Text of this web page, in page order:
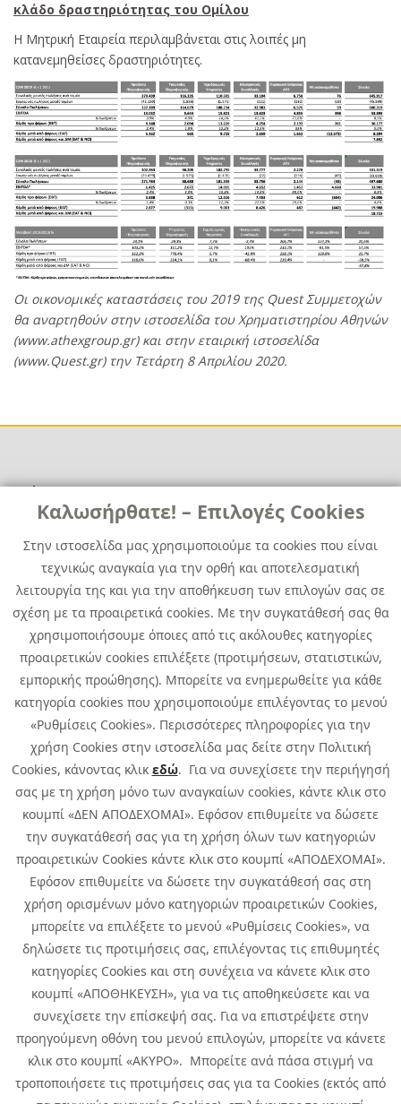
Καλωσήρθατε! – Επιλογές Cookies
Στην ιστοσελίδα μας χρησιμοποιούμε τα cookies που είναι
τεχνικώς αναγκαία για την ορθή και αποτελεσματική
λειτουργία της και για την αποθήκευση των επιλογών σας σε
σχέση με τα προαιρετικά cookies. Με την συγκατάθεσή σας θα
χρησιμοποιήσουμε όποιες από τις ακόλουθες κατηγορίες
προαιρετικών cookies επιλέξετε (προτιμήσεων, στατιστικών,
εμπορικής προώθησης). Μπορείτε να ενημερωθείτε για κάθε
κατηγορία cookies που χρησιμοποιούμε επιλέγοντας το μενού
«Ρυθμίσεις Cookies». Περισσότερες πληροφορίες για την
χρήση Cookies στην ιστοσελίδα μας δείτε στην Πολιτική
Cookies, κάνοντας κλικ εδώ. Για να συνεχίσετε την περιήγησή
σας με τη χρήση μόνο των αναγκαίων cookies, κάντε κλικ στο
κουμπί «ΔΕΝ ΑΠΟΔΕΧΟΜΑΙ». Εφόσον επιθυμείτε να δώσετε
την συγκατάθεσή σας για τη χρήση όλων των κατηγοριών
προαιρετικών Cookies κάντε κλικ στο κουμπί «ΑΠΟΔΕΧΟΜΑΙ».
Εφόσον επιθυμείτε να δώσετε την συγκατάθεσή σας στη
χρήση ορισμένων μόνο κατηγοριών προαιρετικών Cookies,
μπορείτε να επιλέξετε το μενού «Ρυθμίσεις Cookies», να
δηλώσετε τις προτιμήσεις σας, επιλέγοντας τις επιθυμητές
κατηγορίες Cookies και στη συνέχεια να κάνετε κλικ στο
κουμπί «ΑΠΟΘΗΚΕΥΣΗ», για να τις αποθηκεύσετε και να
συνεχίσετε την επίσκεψή σας. Για να επιστρέψετε στην
προηγούμενη οθόνη του μενού επιλογών, μπορείτε να κάνετε
κλικ στο κουμπί «ΑΚΥΡΟ». Μπορείτε ανά πάσα στιγμή να
τροποποιήσετε τις προτιμήσεις σας για τα Cookies (εκτός από
κλάδο δραστηριότητας του Ομίλου
Η Μητρική Εταιρεία περιλαμβάνεται στις λοιπές μη
κατανεμηθείσες δραστηριότητες.
Οι οικονομικές καταστάσεις του 2019 της QuestΣυμμετοχών
θα αναρτηθούν στην ιστοσελίδα του Χρηματιστηρίου Αθηνών
(www.athexgroup.gr) και στην εταιρική ιστοσελίδα
(www.Quest.gr) την Τετάρτη 8 Απριλίου 2020.
Χρήσιμα
Χρήσιμα
Επικοινωνία
Media Kit
Καριέρα
Όμιλος Quest
Site Map
Copyright © 2026 Infoquest.gr Με επιφύλαξη κάθε νόμιμου δικαιώματος.
Πολιτική Cookies Προτιμήσεις Cookies | Όροι Χρήσης